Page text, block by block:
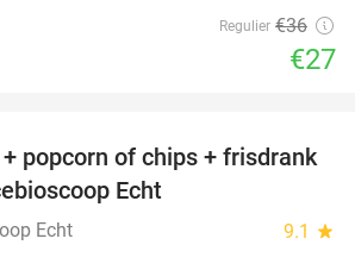
Regulier €36
€27
34%
popcorn of chips + frisdrank
Echt
Echt 9.1 star